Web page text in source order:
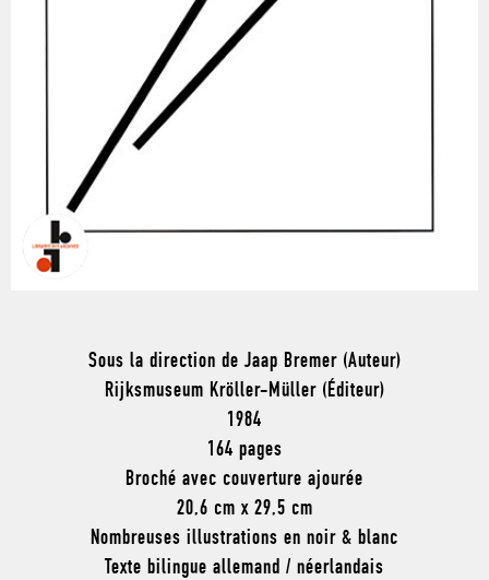
Sous la direction de Jaap Bremer (Auteur)
Rijksmuseum Kröller-Müller (Éditeur)
1984
164 pages
Broché avec couverture ajourée
20,6 cm x 29,5 cm
Nombreuses illustrations en noir & blanc
Texte bilingue allemand / néerlandais